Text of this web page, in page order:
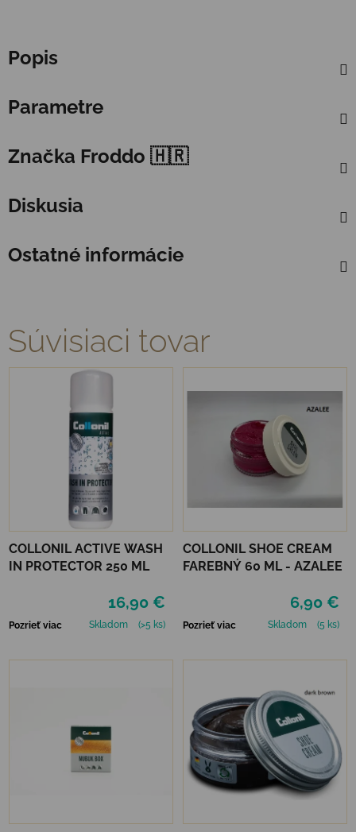
Popis
Parametre
Značka Froddo 🇭🇷
Diskusia
Ostatné informácie
Súvisiaci tovar
COLLONIL ACTIVE WASH
IN PROTECTOR 250 ML
16,90 €
Pozrieť viac Skladom (>5 ks)
COLLONIL SHOE CREAM
FAREBNÝ 60 ML - AZALEE
6,90 €
Pozrieť viac Skladom (5 ks)